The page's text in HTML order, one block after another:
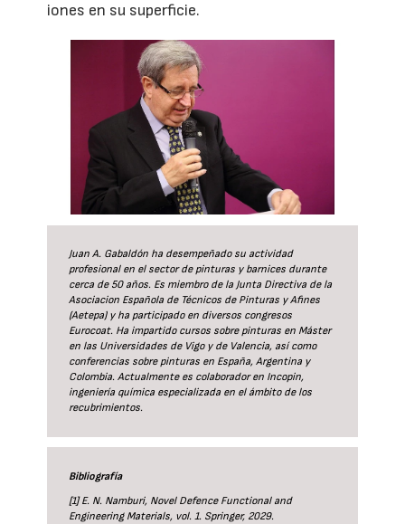
iones en su superficie.
Juan A. Gabaldón ha desempeñado su actividad
profesional en el sector de pinturas y barnices durante
cerca de 50 años. Es miembro de la Junta Directiva de la
Asociacion Española de Técnicos de Pinturas y Afines
(Aetepa) y ha participado en diversos congresos
Eurocoat. Ha impartido cursos sobre pinturas en Máster
en las Universidades de Vigo y de Valencia, así como
conferencias sobre pinturas en España, Argentina y
Colombia. Actualmente es colaborador en Incopin,
ingeniería química especializada en el ámbito de los
recubrimientos.
Bibliografía
[1] E. N. Namburi, Novel Defence Functional and
Engineering Materials, vol. 1. Springer, 2029.